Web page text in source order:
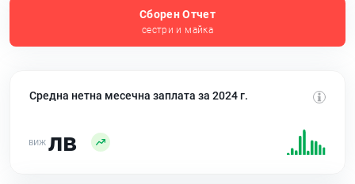
Сборен Отчет
сестри и майка
Средна нетна месечна заплата за 2024 г.
лв